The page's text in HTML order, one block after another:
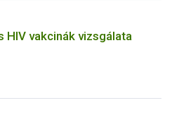
HIV vakcinák vizsgálata